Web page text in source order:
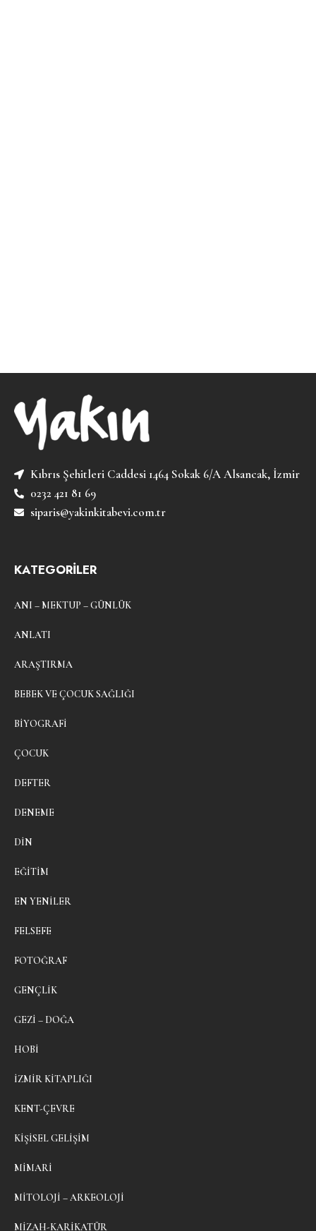
Kıbrıs Şehitleri Caddesi 1464 Sokak 6/A Alsancak, İzmir
0232 421 81 69
siparis@yakinkitabevi.com.tr
KATEGORİLER
ANI – MEKTUP – GÜNLÜK
ANLATI
ARAŞTIRMA
BEBEK VE ÇOCUK SAĞLIĞI
BIYOGRAFI
ÇOCUK
DEFTER
DENEME
DIN
EĞITIM
EN YENILER
FELSEFE
FOTOĞRAF
GENÇLIK
GEZI – DOĞA
HOBI
İZMIR KITAPLIĞI
KENT-ÇEVRE
KIŞISEL GELIŞIM
MIMARI
MITOLOJI – ARKEOLOJI
MIZAH-KARIKATÜR